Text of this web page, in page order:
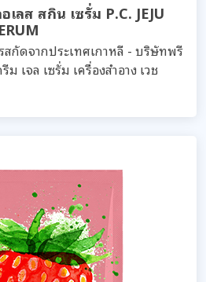
ลส สกิน เซรั่ม P.C. JEJU
สกัดจากประเทศเกาหลี - บริษัทพรี
เจล เซรั่ม เครื่องสำอาง เวช